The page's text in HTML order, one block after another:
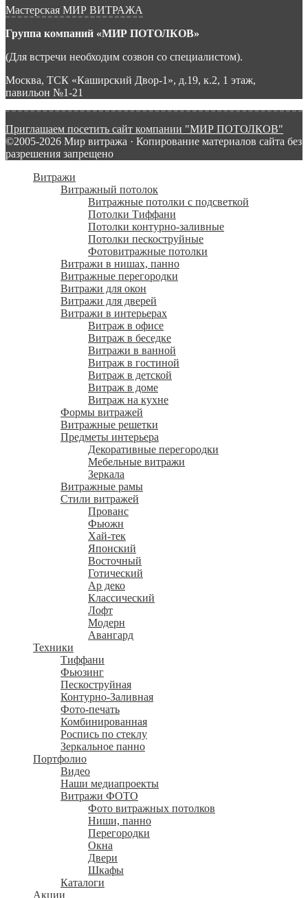
Мастерская МИР ВИТРАЖА
Группа компаний «МИР ПОТОЛКОВ»
(Для встречи необходим созвон со специалистом).
Москва, ТСК «Каширский Двор-1», д.19, к.2, 1 этаж,
павильон №1-21
Приглашаем посетить сайт компании "МИР ПОТОЛКОВ"
©2005-2026 Мир витража · Копирование материалов сайта без
разрешения запрещено
Витражи
Витражный потолок
Витражные потолки с подсветкой
Потолки Тиффани
Потолки контурно-заливные
Потолки пескоструйные
Фотовитражные потолки
Витражи в нишах, панно
Витражные перегородки
Витражи для окон
Витражи для дверей
Витражи в интерьерах
Витраж в офисе
Витраж в беседке
Витражи в ванной
Витраж в гостиной
Витраж в детской
Витраж в доме
Витраж на кухне
Формы витражей
Витражные решетки
Предметы интерьера
Декоративные перегородки
Мебельные витражи
Зеркала
Витражные рамы
Стили витражей
Прованс
Фьюжн
Хай-тек
Японский
Восточный
Готический
Ар деко
Классический
Лофт
Модерн
Авангард
Техники
Тиффани
Фьюзинг
Пескоструйная
Контурно-Заливная
Фото-печать
Комбинированная
Роспись по стеклу
Зеркальное панно
Портфолио
Видео
Наши медиапроекты
Витражи ФОТО
Фото витражных потолков
Ниши, панно
Перегородки
Окна
Двери
Шкафы
Каталоги
Акции